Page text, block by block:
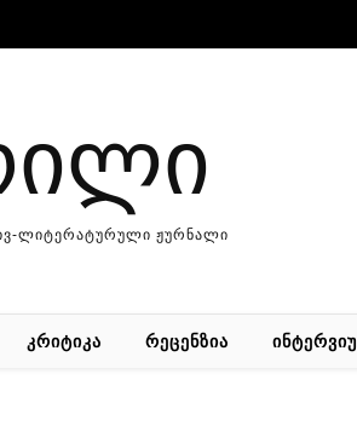
ლიტერატურული ჟურნალი
ᲙᲠᲘᲢᲘᲙᲐ ᲠᲔᲪᲔᲜᲖᲘᲐ ᲘᲜᲢᲔᲠᲕᲘᲣ